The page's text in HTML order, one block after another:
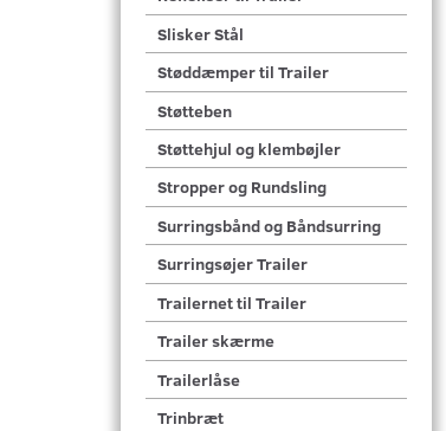
Slisker Stål
Støddæmper til Trailer
Støtteben
Støttehjul og klembøjler
Stropper og Rundsling
Surringsbånd og Båndsurring
Surringsøjer Trailer
Trailernet til Trailer
Trailer skærme
Trailerlåse
Trinbræt